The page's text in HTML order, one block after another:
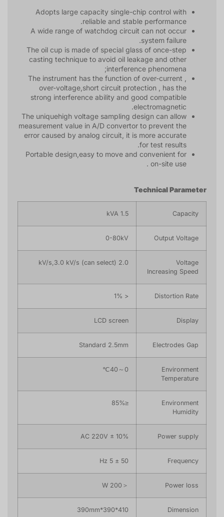
Adopts large capacity single-chip control with
reliable and stable performance.
A wide range of watchdog circuit can not occur
system failure.
The oil cup is made of special glass of once-step
casting technique to avoid oil leakage and other
interference phenomena;
The instrument has the function of over-current ,
over-voltage,short circuit protection , has the
strong interference ability and good compatible
electromagnetic.
The uniquehigh voltage sampling design can allow
measurement value in A/D convertor to prevent the
error caused by analog circuit, it is more accurate
for test results.
Portable design,easy to move and convenient for
on-site use .
Technical Parameter
Capacity
1.5 kVA
Output Voltage
0-80kV
Voltage
Increasing Speed
2.0 kV/s,3.0 kV/s (can select)
Distortion Rate
< 1%
Display
LCD screen
Electrodes Gap
Standard 2.5mm
Environment
Temperature
0～40℃
Environment
Humidity
≤85%
Power supply
AC 220V ± 10%
Frequency
50 ± 5 Hz
Power loss
＜200 W
Dimension
410*390*390mm